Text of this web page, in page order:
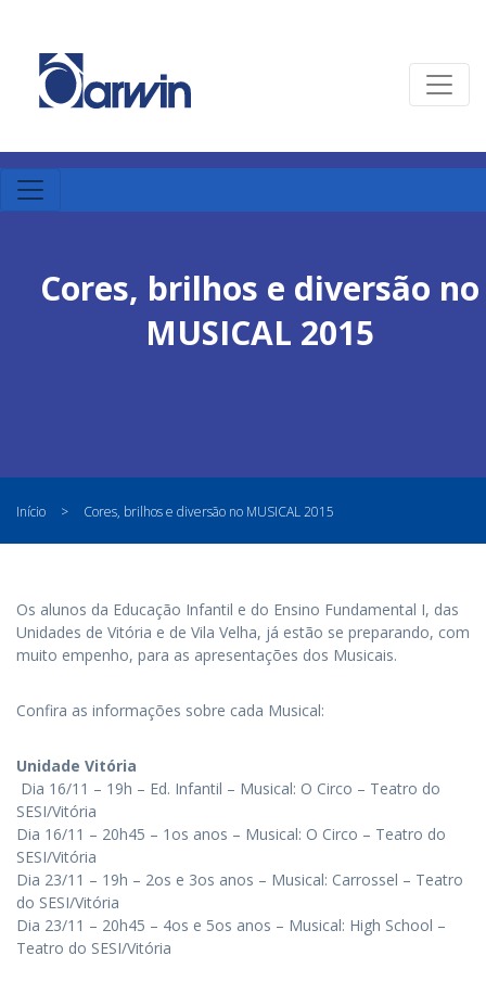
Cores, brilhos e diversão no
MUSICAL 2015
Início > Cores, brilhos e diversão no MUSICAL 2015
Os alunos da Educação Infantil e do Ensino Fundamental I, das
Unidades de Vitória e de Vila Velha, já estão se preparando, com
muito empenho, para as apresentações dos Musicais.
Confira as informações sobre cada Musical:
Unidade Vitória
Dia 16/11 – 19h – Ed. Infantil – Musical: O Circo – Teatro do
SESI/Vitória
Dia 16/11 – 20h45 – 1os anos – Musical: O Circo – Teatro do
SESI/Vitória
Dia 23/11 – 19h – 2os e 3os anos – Musical: Carrossel – Teatro
do SESI/Vitória
Dia 23/11 – 20h45 – 4os e 5os anos – Musical: High School –
Teatro do SESI/Vitória